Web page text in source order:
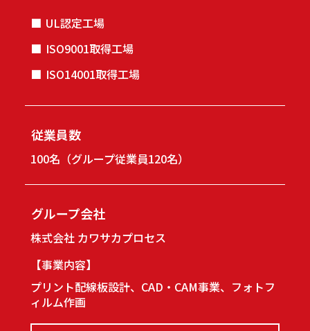
■ UL認定工場
■ ISO9001取得工場
■ ISO14001取得工場
従業員数
100名（グループ従業員120名）
グループ会社
株式会社 カワサカプロセス
【事業内容】
プリント配線板設計、CAD・CAM事業、フォトフ
ィルム作画